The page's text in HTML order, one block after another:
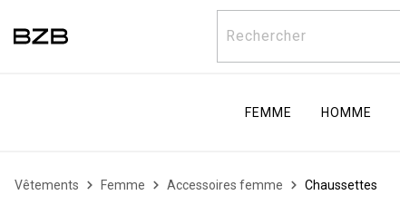
Rechercher
FEMME HOMME
Vêtements Femme Accessoires femme Chaussettes